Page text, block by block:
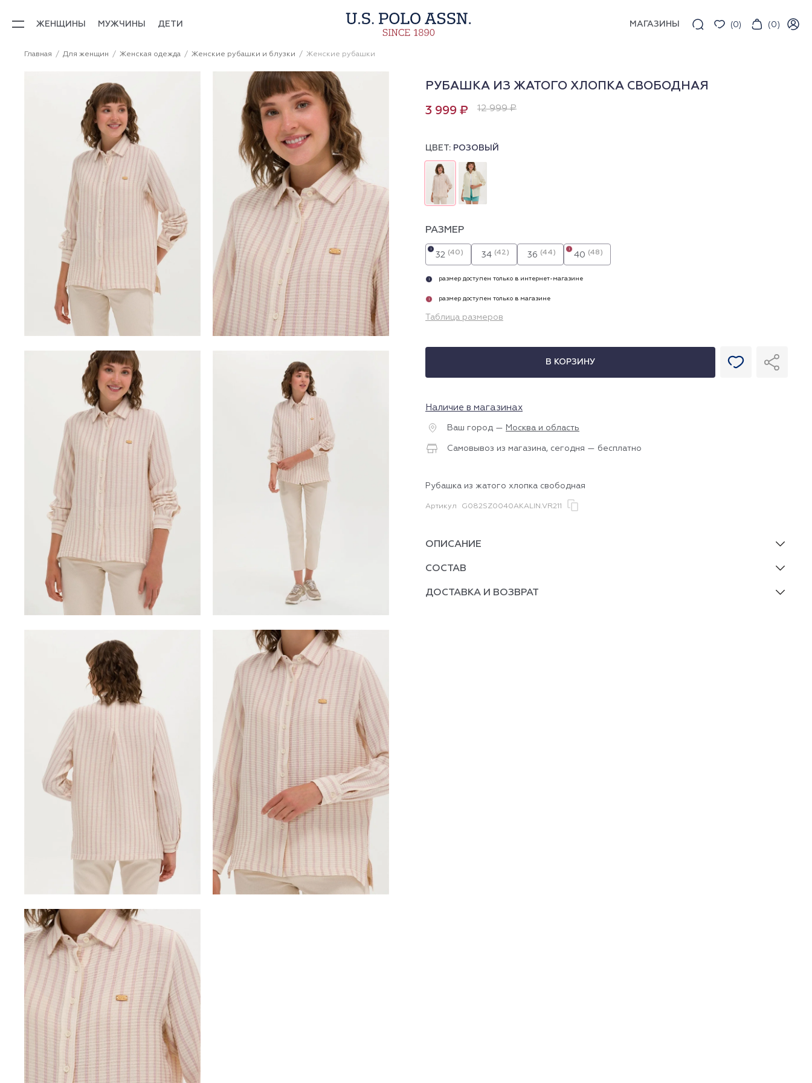
ЖЕНЩИНЫ МУЖЧИНЫ ДЕТИ МАГАЗИНЫ (0) (0)
Главная Для женщин Женская одежда Женские рубашки и блузки Женские рубашки
РУБАШКА ИЗ ЖАТОГО ХЛОПКА СВОБОДНАЯ
3 999 ₽ 12 999 ₽
ЦВЕТ: РОЗОВЫЙ
РАЗМЕР
32 (40)
i
34 (42) 36 (44) 40 (48)
i
i размер доступен только в интернет-магазине
i размер доступен только в магазине
Таблица размеров
В КОРЗИНУ
Наличие в магазинах
Ваш город — Москва и область
Самовывоз из магазина, сегодня — бесплатно
Рубашка из жатого хлопка свободная
Артикул G082SZ0040AKALIN.VR211
ОПИСАНИЕ
СОСТАВ
ДОСТАВКА И ВОЗВРАТ